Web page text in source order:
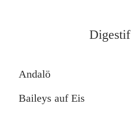
Digestif
Andalö
Baileys auf Eis